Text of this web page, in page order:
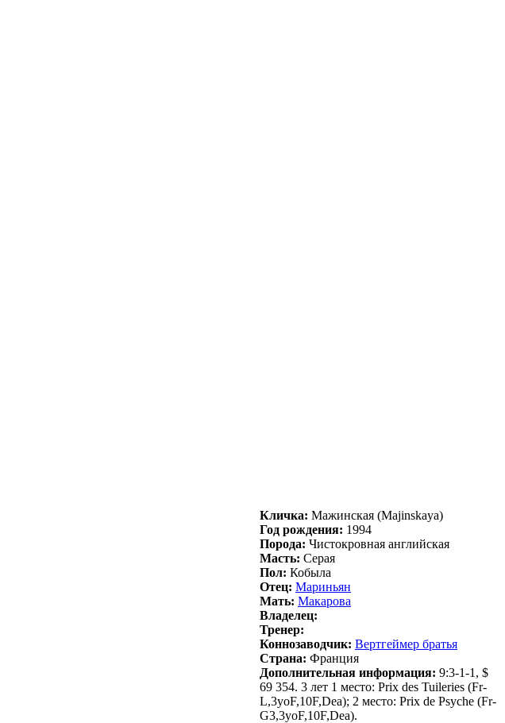
Кличка: Мажинcкая (Majinskaya)
Год рождения: 1994
Порода: Чистокровная английская
Масть: Серая
Пол: Кобыла
Отец: Мариньян
Мать: Mакарова
Владелец:
Тренер:
Коннозаводчик: Bеpтгеймеp бpaтья
Страна: Франция
Дополнительная информация: 9:3-1-1, $
69 354. 3 лет 1 место: Prix des Tuileries (Fr-
L,3yoF,10F,Dea); 2 место: Prix de Psyche (Fr-
G3,3yoF,10F,Dea).